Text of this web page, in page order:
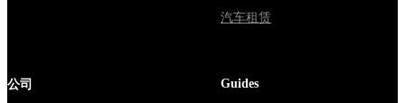
汽车租赁
公司 Guides